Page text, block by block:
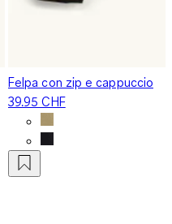
Felpa con zip e cappuccio
39.95 CHF